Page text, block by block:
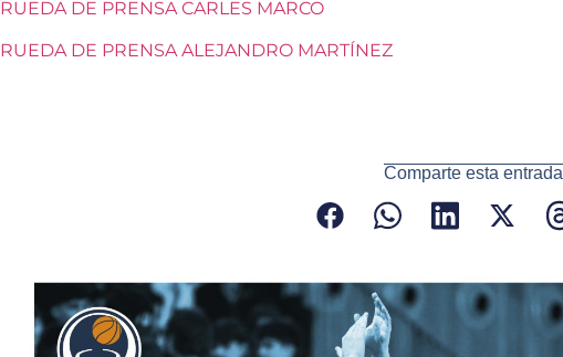
RUEDA DE PRENSA CARLES MARCO
RUEDA DE PRENSA ALEJANDRO MARTÍNEZ
Comparte esta entrada